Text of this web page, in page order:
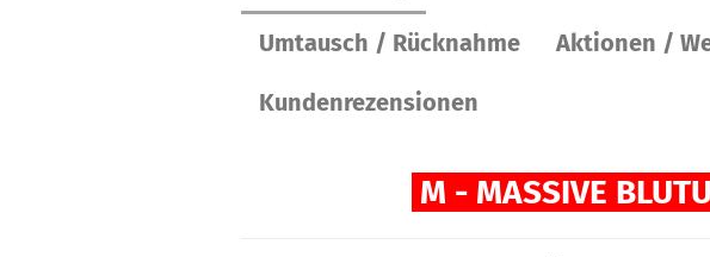
Umtausch / Rücknahme Aktionen /
Kundenrezensionen
M - MASSIVE